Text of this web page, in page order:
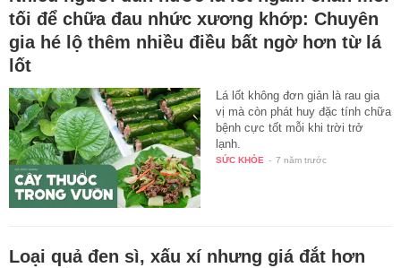
tối để chữa đau nhức xương khớp: Chuyên
gia hé lộ thêm nhiều điều bất ngờ hơn từ lá
lốt
Lá lốt không đơn giản là rau gia
vị mà còn phát huy đặc tính chữa
bệnh cực tốt mỗi khi trời trở
lạnh.
SỨC KHỎE - 7 năm trước
Loại quả đen sì, xấu xí nhưng giá đắt hơn